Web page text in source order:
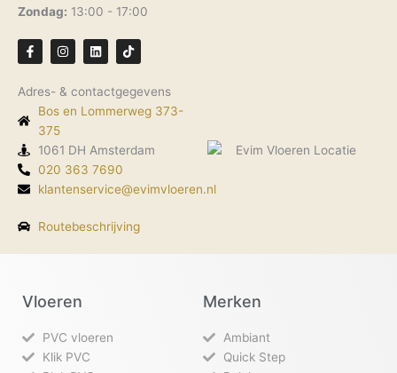
Zondag: 13:00 - 17:00
F
a
c
b
o
f
I
n
s
a
g
r
m
L
i
n
e
d
i
T
i
k
o
k
Adres- & contactgegevens
Bos en Lommerweg 373-
375
1061 DH Amsterdam
020 363 7690
klantenservice@evimvloeren.nl
Routebeschrijving
Vloeren
PVC vloeren
Klik PVC
Merken
Ambiant
Quick Step